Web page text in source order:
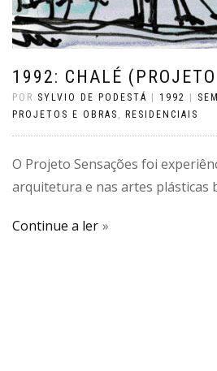
1992: CHALÉ
POR SYLVIO DE PODESTÁ 1992
PROJETOS E OBRAS , RESIDENCIAIS
O Projeto Sensações foi
arquitetura e nas artes plásticas
Continue a ler